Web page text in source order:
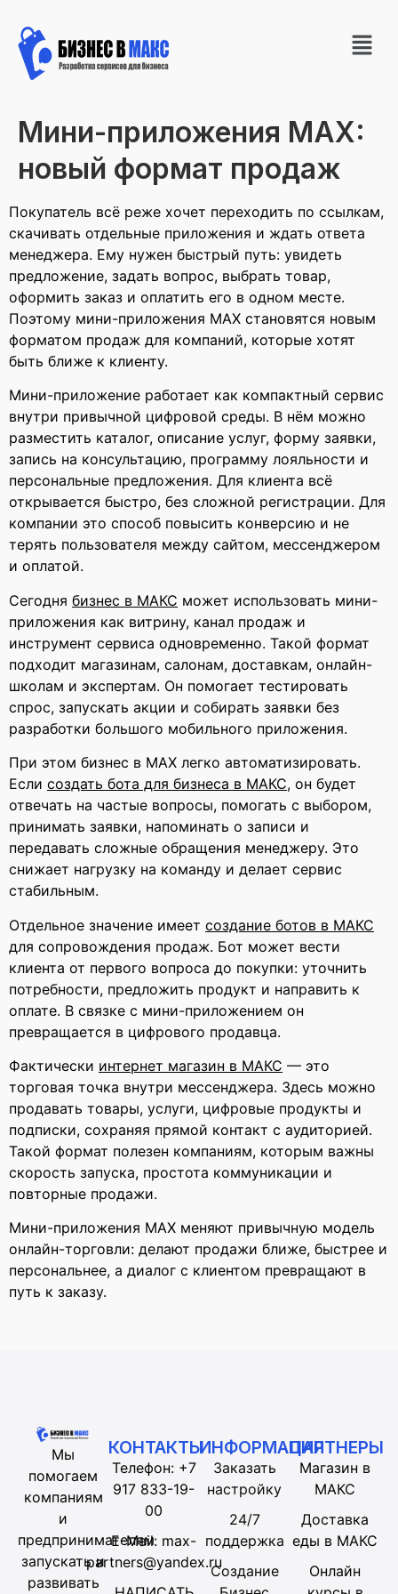
Мини-приложения MAX:
новый формат продаж
Покупатель всё реже хочет переходить по ссылкам,
скачивать отдельные приложения и ждать ответа
менеджера. Ему нужен быстрый путь: увидеть
предложение, задать вопрос, выбрать товар,
оформить заказ и оплатить его в одном месте.
Поэтому мини-приложения MAX становятся новым
форматом продаж для компаний, которые хотят
быть ближе к клиенту.
Мини-приложение работает как компактный сервис
внутри привычной цифровой среды. В нём можно
разместить каталог, описание услуг, форму заявки,
запись на консультацию, программу лояльности и
персональные предложения. Для клиента всё
открывается быстро, без сложной регистрации. Для
компании это способ повысить конверсию и не
терять пользователя между сайтом, мессенджером
и оплатой.
Сегодня бизнес в МАКС может использовать мини-
приложения как витрину, канал продаж и
инструмент сервиса одновременно. Такой формат
подходит магазинам, салонам, доставкам, онлайн-
школам и экспертам. Он помогает тестировать
спрос, запускать акции и собирать заявки без
разработки большого мобильного приложения.
При этом бизнес в MAX легко автоматизировать.
Если создать бота для бизнеса в МАКС, он будет
отвечать на частые вопросы, помогать с выбором,
принимать заявки, напоминать о записи и
передавать сложные обращения менеджеру. Это
снижает нагрузку на команду и делает сервис
стабильным.
Отдельное значение имеет создание ботов в МАКС
для сопровождения продаж. Бот может вести
клиента от первого вопроса до покупки: уточнить
потребности, предложить продукт и направить к
оплате. В связке с мини-приложением он
превращается в цифрового продавца.
Фактически интернет магазин в МАКС — это
торговая точка внутри мессенджера. Здесь можно
продавать товары, услуги, цифровые продукты и
подписки, сохраняя прямой контакт с аудиторией.
Такой формат полезен компаниям, которым важны
скорость запуска, простота коммуникации и
повторные продажи.
Мини-приложения MAX меняют привычную модель
онлайн-торговли: делают продажи ближе, быстрее и
персональнее, а диалог с клиентом превращают в
путь к заказу.
Мы
помогаем
компаниям
и
предпринимателям
запускать и
развивать
КОНТАКТЫ
Телефон: +7
917 833-19-
00
E-Mail: max-
partners@yandex.ru
ИНФОРМАЦИЯ
Заказать
настройку
24/7
поддержка
Создание
ПАРТНЕРЫ
Магазин в
МАКС
Доставка
еды в МАКС
Онлайн